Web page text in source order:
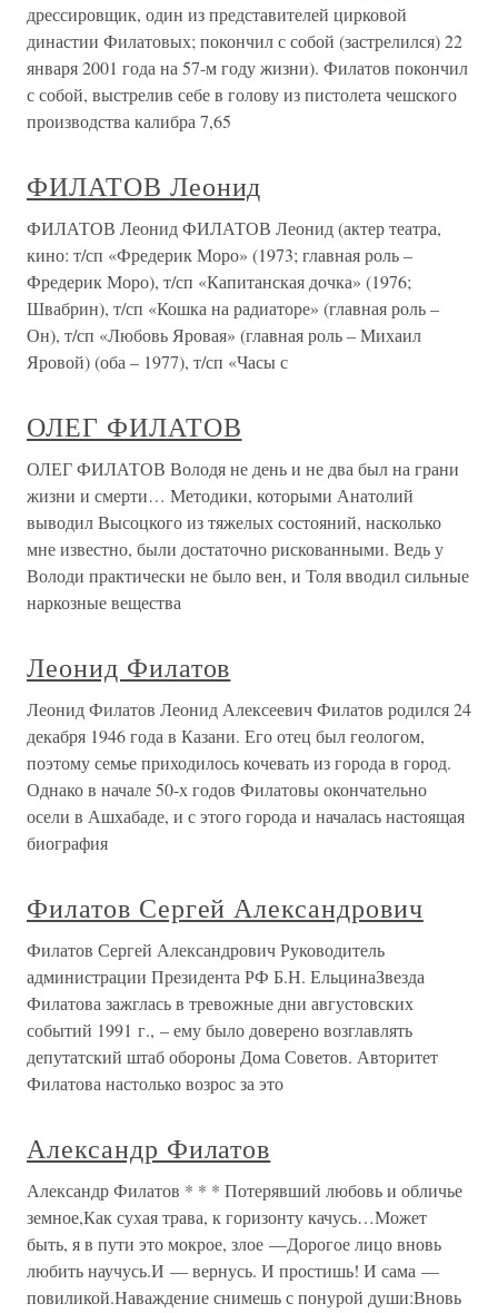
дрессировщик, один из представителей цирковой
династии Филатовых; покончил с собой (застрелился) 22
января 2001 года на 57-м году жизни). Филатов покончил
с собой, выстрелив себе в голову из пистолета чешского
производства калибра 7,65
ФИЛАТОВ Леонид
ФИЛАТОВ Леонид ФИЛАТОВ Леонид (актер театра,
кино: т/сп «Фредерик Моро» (1973; главная роль –
Фредерик Моро), т/сп «Капитанская дочка» (1976;
Швабрин), т/сп «Кошка на радиаторе» (главная роль –
Он), т/сп «Любовь Яровая» (главная роль – Михаил
Яровой) (оба – 1977), т/сп «Часы с
ОЛЕГ ФИЛАТОВ
ОЛЕГ ФИЛАТОВ Володя не день и не два был на грани
жизни и смерти… Методики, которыми Анатолий
выводил Высоцкого из тяжелых состояний, насколько
мне известно, были достаточно рискованными. Ведь у
Володи практически не было вен, и Толя вводил сильные
наркозные вещества
Леонид Филатов
Леонид Филатов Леонид Алексеевич Филатов родился 24
декабря 1946 года в Казани. Его отец был геологом,
поэтому семье приходилось кочевать из города в город.
Однако в начале 50-х годов Филатовы окончательно
осели в Ашхабаде, и с этого города и началась настоящая
биография
Филатов Сергей Александрович
Филатов Сергей Александрович Руководитель
администрации Президента РФ Б.Н. ЕльцинаЗвезда
Филатова зажглась в тревожные дни августовских
событий 1991 г., – ему было доверено возглавлять
депутатский штаб обороны Дома Советов. Авторитет
Филатова настолько возрос за это
Александр Филатов
Александр Филатов * * * Потерявший любовь и обличье
земное,Как сухая трава, к горизонту качусь…Может
быть, я в пути это мокрое, злое —Дорогое лицо вновь
любить научусь.И — вернусь. И простишь! И сама —
повиликой.Наваждение снимешь с понурой души:Вновь